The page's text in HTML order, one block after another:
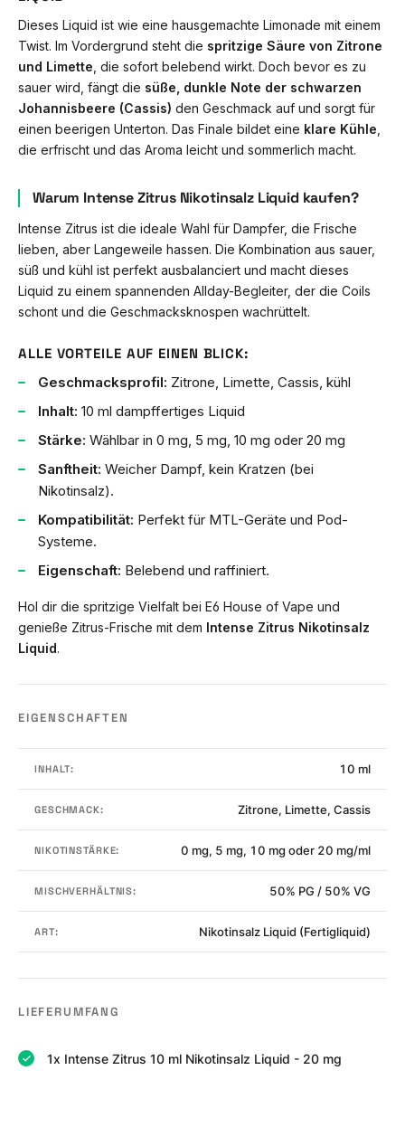
Dieses Liquid ist wie eine hausgemachte Limonade mit einem
Twist. Im Vordergrund steht die spritzige Säure von Zitrone
und Limette , die sofort belebend wirkt. Doch bevor es zu
sauer wird, fängt die süße, dunkle Note der schwarzen
Johannisbeere (Cassis) den Geschmack auf und sorgt für
einen beerigen Unterton. Das Finale bildet eine klare Kühle
die erfrischt und das Aroma leicht und sommerlich macht.
Warum Intense Zitrus Nikotinsalz Liquid kaufen?
Intense Zitrus ist die ideale Wahl für Dampfer, die Frische
lieben, aber Langeweile hassen. Die Kombination aus sauer,
süß und kühl ist perfekt ausbalanciert und macht dieses
Liquid zu einem spannenden Allday-Begleiter, der die Coils
schont und die Geschmacksknospen wachrüttelt.
ALLE VORTEILE AUF EINEN BLICK:
Geschmacksprofil: Zitrone, Limette, Cassis, kühl
Inhalt: 10 ml dampffertiges Liquid
Stärke: Wählbar in 0 mg, 5 mg, 10 mg oder 20 mg
Sanftheit: Weicher Dampf, kein Kratzen (bei
Nikotinsalz).
Kompatibilität: Perfekt für MTL-Geräte und Pod-
Systeme.
Eigenschaft: Belebend und raffiniert.
Hol dir die spritzige Vielfalt bei E6 House of Vape und
genieße Zitrus-Frische mit dem Intense Zitrus Nikotinsalz
Liquid.
EIGENSCHAFTEN
INHALT: 10 ml
GESCHMACK: Zitrone, Limette, Cassis
NIKOTINSTÄRKE: 0 mg, 5 mg, 10 mg oder 20 mg/ml
MISCHVERHÄLTNIS: 50% PG / 50% VG
ART: Nikotinsalz Liquid (Fertigliquid)
LIEFERUMFANG
1x Intense Zitrus 10 ml Nikotinsalz Liquid - 20 mg